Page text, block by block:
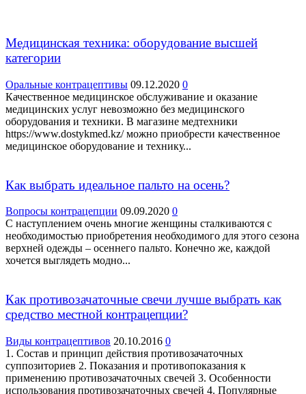
Медицинская техника: оборудование высшей
категории
Оральные контрацептивы 09.12.2020 0
Качественное медицинское обслуживание и оказание
медицинских услуг невозможно без медицинского
оборудования и техники. В магазине медтехники
https://www.dostykmed.kz/ можно приобрести качественное
медицинское оборудование и технику...
Как выбрать идеальное пальто на осень?
Вопросы контрацепции 09.09.2020 0
С наступлением очень многие женщины сталкиваются с
необходимостью приобретения необходимого для этого сезона
верхней одежды – осеннего пальто. Конечно же, каждой
хочется выглядеть модно...
Как противозачаточные свечи лучше выбрать как
средство местной контрацепции?
Виды контрацептивов 20.10.2016 0
1. Состав и принцип действия противозачаточных
суппозиториев 2. Показания и противопоказания к
применению противозачаточных свечей 3. Особенности
использования противозачаточных свечей 4. Популярные